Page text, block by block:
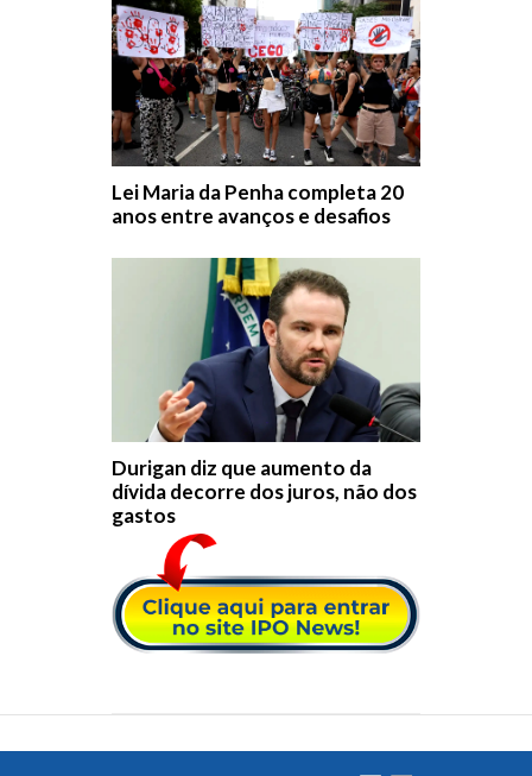
Lei Maria da Penha completa 20
anos entre avanços e desafios
Durigan diz que aumento da
dívida decorre dos juros, não dos
gastos